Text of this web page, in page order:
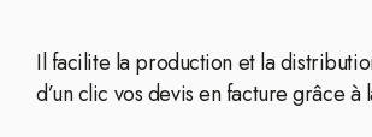
Il facilite la production et la
d’un clic vos devis en facture grâce à